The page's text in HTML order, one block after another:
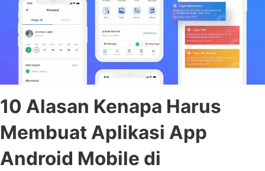
10 Alasan Kenapa Harus
Membuat Aplikasi App
Android Mobile di